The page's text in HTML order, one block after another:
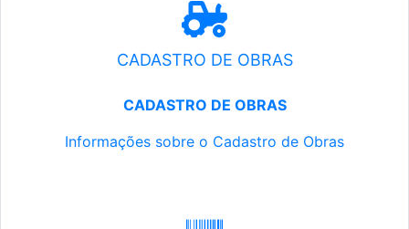
CADASTRO DE OBRAS
CADASTRO DE OBRAS
Informações sobre o Cadastro de Obras